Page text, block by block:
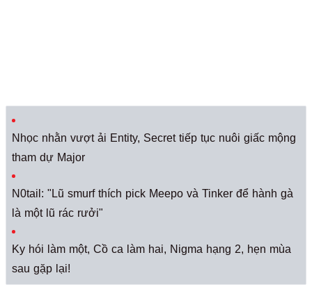
Nhọc nhằn vượt ải Entity, Secret tiếp tục nuôi giấc mộng
tham dự Major
N0tail: "Lũ smurf thích pick Meepo và Tinker để hành gà
là một lũ rác rưởi"
Ky hói làm một, Cồ ca làm hai, Nigma hạng 2, hẹn mùa
sau gặp lại!